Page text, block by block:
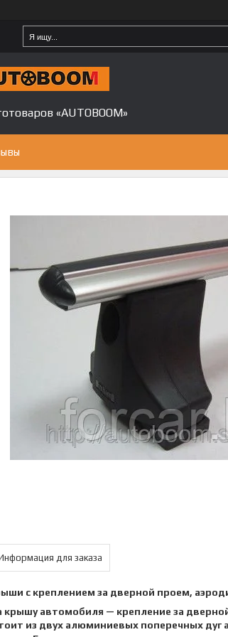
«AUTOBOOM»
для заказа
с креплением за дверной проем,
крышу автомобиля — крепление за
из двух алюминиевых поперечных